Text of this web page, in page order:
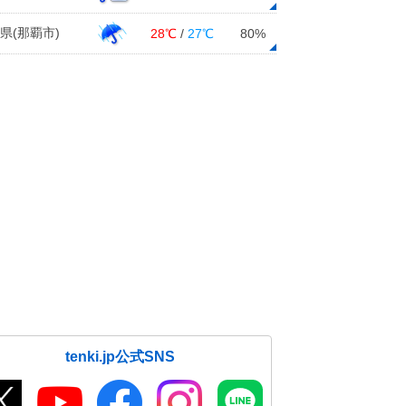
(那覇市) 28℃ / 27℃ 80%
tenki.jp公式SNS